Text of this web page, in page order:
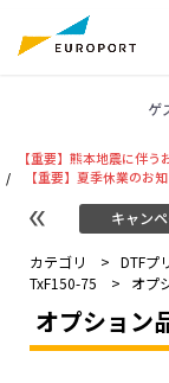
ゲ
【重要】熊本地震に伴
/
【重要】夏季休業のお
キャン
カテゴリ > DTFプ
TxF150-75
> オプ
オプション